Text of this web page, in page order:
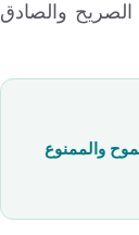
والصادق